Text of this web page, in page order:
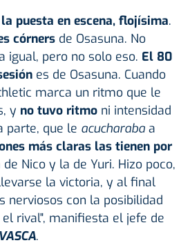
la puesta en escena, flojísima.
córners de Osasuna. No
igual, pero no solo eso. El 80
es de Osasuna. Cuando
marca un ritmo que le
y no tuvo ritmo ni intensidad
parte, que le acucharaba a
más claras las tienen por
de Nico y la de Yuri. Hizo poco,
la victoria, y al final
nerviosos con la posibilidad
rival", manifiesta el jefe de
.